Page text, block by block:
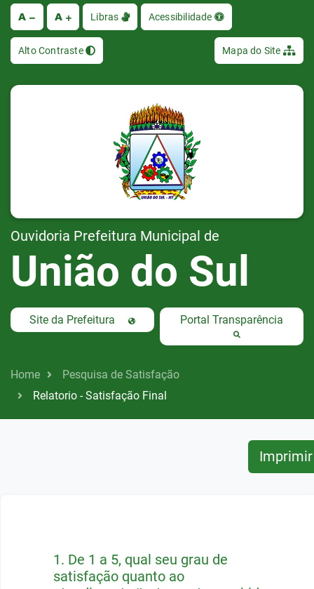
A A Libras Acessibilidade
Alto Contraste Mapa do Site
Ouvidoria Prefeitura Municipal de
União do Sul
Site da Prefeitura Portal Transparência
Home
Pesquisa de Satisfação
Relatorio - Satisfação Final
Imprimir
1. De 1 a 5, qual seu grau de
satisfação quanto ao